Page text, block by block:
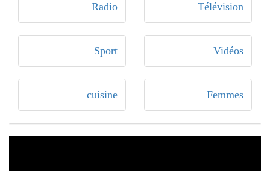
Télévision
Radio
Vidéos
Sport
Femmes
cuisine